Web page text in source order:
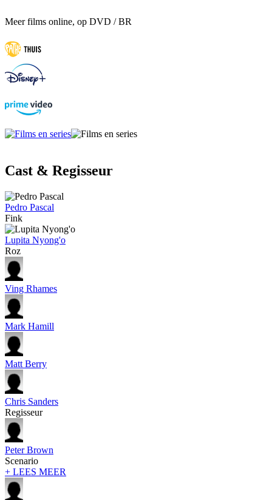
Meer films online, op DVD / BR
Cast & Regisseur
Pedro Pascal
Fink
Lupita Nyong'o
Roz
Ving Rhames
Mark Hamill
Matt Berry
Chris Sanders
Regisseur
Peter Brown
Scenario
+ LEES MEER